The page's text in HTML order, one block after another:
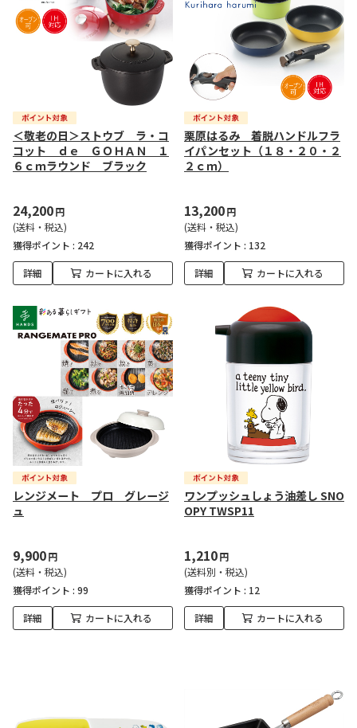
＜敬老の日＞ストウブ ラ・コ
コット ｄｅ ＧＯＨＡＮ １
６ｃｍラウンド ブラック
24,200円
(送料・税込)
獲得ポイント : 242
詳細 カートに入れる
栗原はるみ 着脱ハンドルフラ
イパンセット（１８・２０・２
２ｃｍ）
13,200円
(送料・税込)
獲得ポイント : 132
詳細 カートに入れる
レンジメート プロ グレージ
ュ
9,900円
(送料・税込)
獲得ポイント : 99
詳細 カートに入れる
ワンプッシュしょう油差し SNO
OPY TWSP11
1,210円
(送料別・税込)
獲得ポイント : 12
詳細 カートに入れる